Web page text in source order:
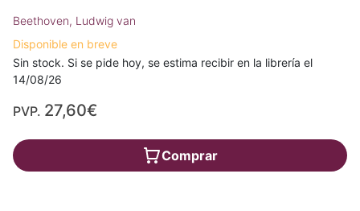
Beethoven, Ludwig van
Disponible en breve
Sin stock. Si se pide hoy, se estima recibir en la librería el
14/08/26
PVP. 27,60€
Comprar